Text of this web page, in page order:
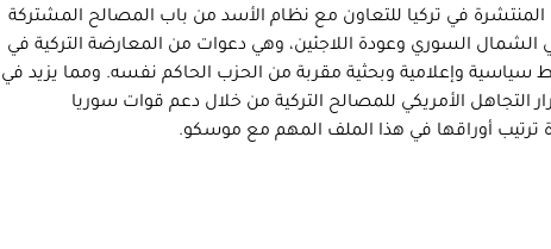
المنتشرة في تركيا للتعاون مع نظام الأسد من باب المصالح المشتركة
الشمال السوري وعودة اللاجئين، وهي دعوات من المعارضة التركية في
وإعلامية وبحثية مقربة من الحزب الحاكم نفسه. ومما يزيد في
التجاهل الأمريكي للمصالح التركية من خلال دعم قوات سوريا
ترتيب أوراقها في هذا الملف المهم مع موسكو.